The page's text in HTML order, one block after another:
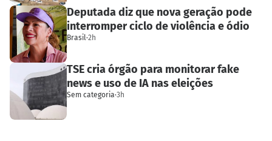
Deputada diz que nova geração pode
interromper ciclo de violência e ódio
Brasil·2h
TSE cria órgão para monitorar fake
news e uso de IA nas eleições
Sem categoria·3h